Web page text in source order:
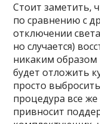
Стоит заметить,
по сравнению с
отключении
но случается)
никаким
будет отложить
просто
процедура все
привносит